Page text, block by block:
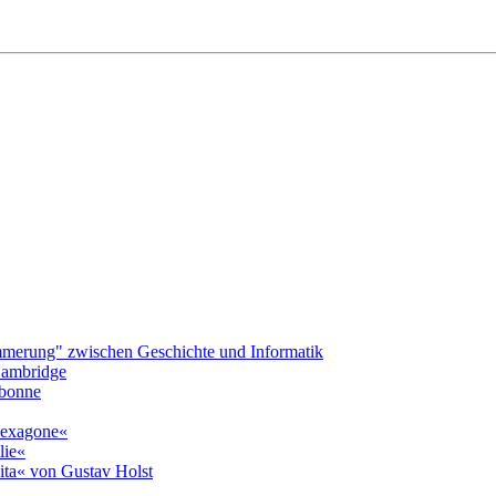
zwischen Geschichte und Informatik
von Gustav Holst